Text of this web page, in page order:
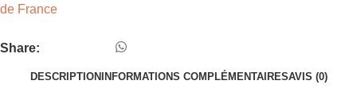
de France
Share:
DESCRIPTION INFORMATIONS COMPLÉMENTAIRESAVIS (0)